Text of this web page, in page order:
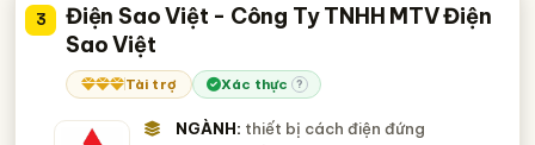
3
Điện Sao Việt - Công Ty TNHH MTV Điện
Sao Việt
Tài trợ Xác thực ?
NGÀNH: thiết bị cách điện đứng